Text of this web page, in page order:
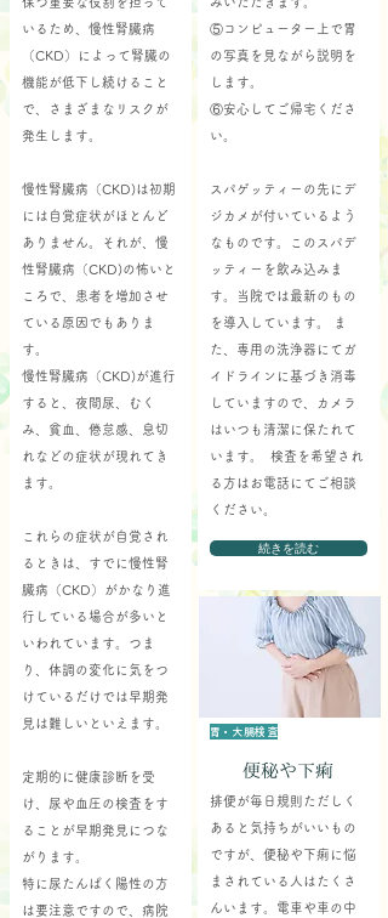
いるため、慢性腎臓病
（CKD）によって腎臓の
機能が低下し続けること
で、さまざまなリスクが
発生します。
慢性腎臓病（CKD)は初期
には自覚症状がほとんど
ありません。それが、慢
性腎臓病（CKD)の怖いと
ころで、患者を増加させ
ている原因でもありま
す。
慢性腎臓病（CKD)が進行
すると、夜間尿、むく
み、貧血、倦怠感、息切
れなどの症状が現れてき
ます。
これらの症状が自覚され
るときは、すでに慢性腎
臓病（CKD）がかなり進
行している場合が多いと
いわれています。つま
り、体調の変化に気をつ
けているだけでは早期発
見は難しいといえます。
定期的に健康診断を受
け、尿や血圧の検査をす
ることが早期発見につな
がります。
特に尿たんぱく陽性の方
は要注意ですので、病院
⑤コンピューター上で胃
の写真を見ながら説明を
します。
⑥安心してご帰宅くださ
い。
スパゲッティーの先にデ
ジカメが付いているよう
なものです。このスパデ
ッティーを飲み込みま
す。当院では最新のもの
を導入しています。 ま
た、専用の洗浄器にてガ
イドラインに基づき消毒
していますので、カメラ
はいつも清潔に保たれて
います。 検査を希望され
る方はお電話にてご相談
ください。
続きを読む
胃・大腸検査
便秘や下痢
排便が毎日規則ただしく
あると気持ちがいいもの
ですが、便秘や下痢に悩
まされている人はたくさ
んいます。電車や車の中